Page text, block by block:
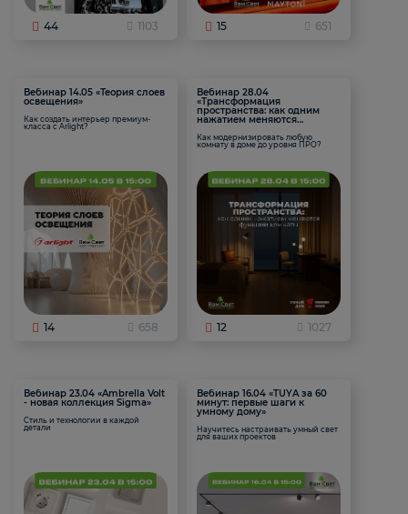
44 1103 15 651
Вебинар 14.05 «Теория слоев
освещения»
Как создать интерьер премиум-
класса с Arlight?
14 658
Вебинар 28.04
«Трансформация
пространства: как одним
нажатием меняются
Как модернизировать любую
комнату в доме до уровня ПРО?
12 1027
Вебинар 23.04 «Ambrella Volt
- новая коллекция Sigma»
Стиль и технологии в каждой
детали
Вебинар 16.04 «TUYA за 60
минут: первые шаги к
умному дому»
Научитесь настраивать умный свет
для ваших проектов